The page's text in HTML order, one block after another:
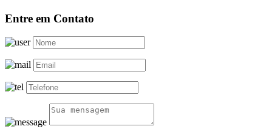
Entre em Contato